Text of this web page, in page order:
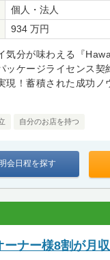
個人・法人
934 万円
気分が味わえる『
ッケージライセンス契
現！蓄積された成功ノ
自分のお店を持つ
会日程を探す
ナー様8割が月